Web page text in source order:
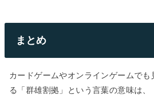
まとめ
カードゲームやオンラインゲームでも
る「群雄割拠」という言葉の意味は